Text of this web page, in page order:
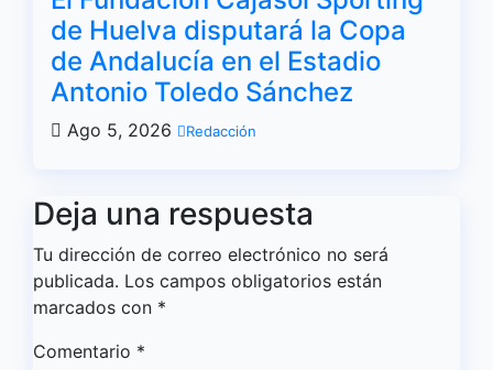
de Huelva disputará la Copa
de Andalucía en el Estadio
Antonio Toledo Sánchez
Ago 5, 2026 Redacción
Deja una respuesta
Tu dirección de correo electrónico no será
publicada. Los campos obligatorios están
marcados con *
Comentario *